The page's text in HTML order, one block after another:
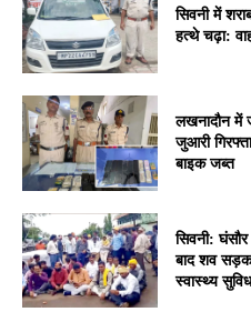
सिवनी में
हत्थे चढ़ा:
लखनादौन में
जुआरी
बाइक जब्त
सिवनी:
बाद शव
स्वास्थ्य